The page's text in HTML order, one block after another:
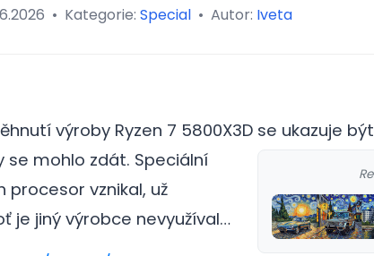
• Kategorie: Special • Autor: Iveta
výroby Ryzen 7 5800X3D se ukazuje
se mohlo zdát. Speciální
procesor vznikal, už
je jiný výrobce nevyužíval…